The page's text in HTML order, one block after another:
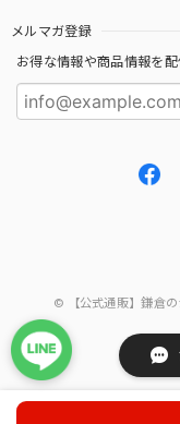
メルマガ登録
お得な情報や商品情報を配
© 【公式通販】鎌倉